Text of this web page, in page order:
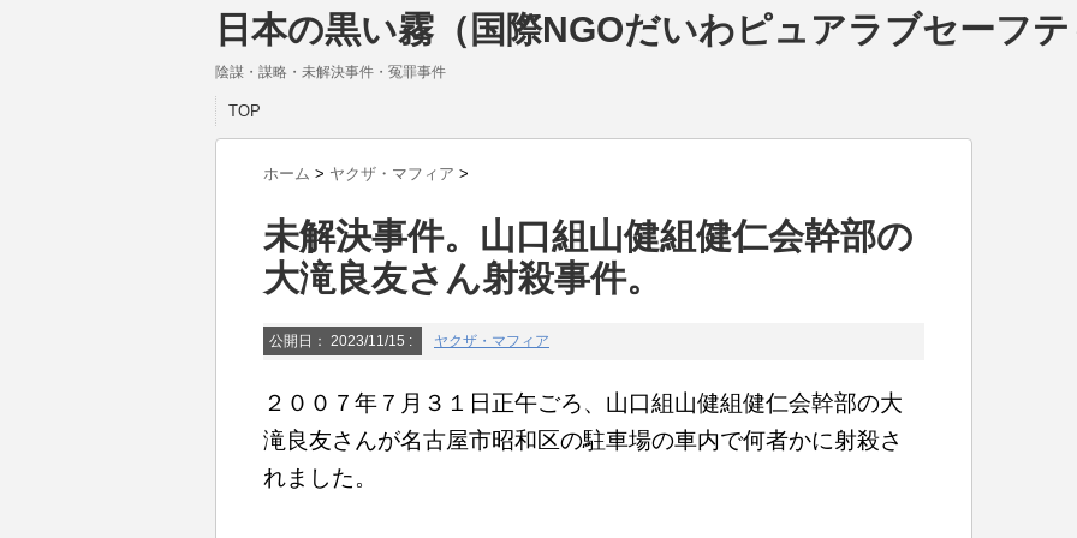
日本の黒い霧（国際NGOだいわピュアラブセーフテ
陰謀・謀略・未解決事件・冤罪事件
TOP
ホーム > ヤクザ・マフィア >
未解決事件。山口組山健組健仁会幹部の
大滝良友さん射殺事件。
公開日： 2023/11/15 : ヤクザ・マフィア
２００７年７月３１日正午ごろ、山口組山健組健仁会幹部の大
滝良友さんが名古屋市昭和区の駐車場の車内で何者かに射殺さ
れました。